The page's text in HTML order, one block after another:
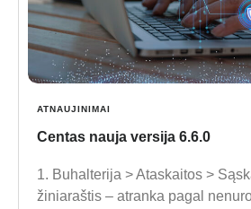
ATNAUJINIMAI
Centas nauja versija 6.6.0
1. Buhalterija > Ataskaitos >
žiniaraštis – atranka pagal